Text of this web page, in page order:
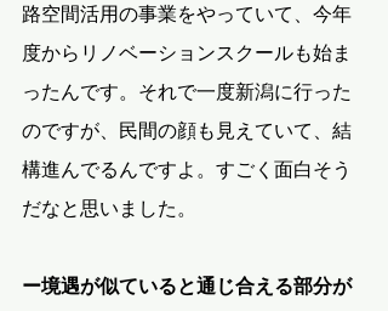
路空間活用の事業をやっていて、今年
度からリノベーションスクールも始ま
ったんです。それで一度新潟に行った
のですが、民間の顔も見えていて、結
構進んでるんですよ。すごく面白そう
だなと思いました。
ー境遇が似ていると通じ合える部分が